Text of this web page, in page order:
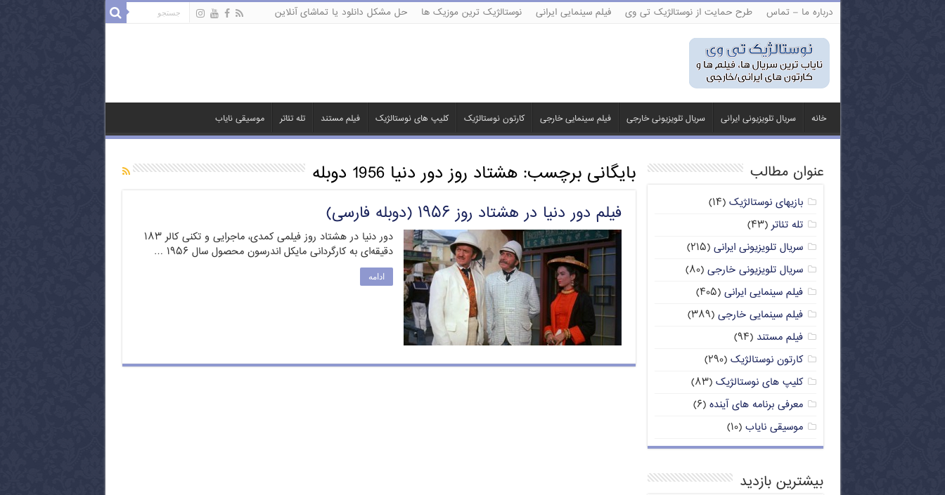
درباره ما – تماس طرح حمایت از نوستالژیک تی وی فیلم سینمایی ایرانی نوستالژیک ترین موزیک ها حل مشکل دانلود یا تماشای آنلاین
خانه سریال تلویزیونی ایرانی سریال تلویزیونی خارجی فیلم سینمایی خارجی کارتون نوستالژیک کلیپ های نوستالژیک فیلم مستند تله تئاتر موسیقی نایاب
بایگانی برچسب:هشتاد روز دور دنیا 1956 دوبله
فیلم دور دنیا در هشتاد روز ۱۹۵۶ (دوبله فارسی)
دور دنیا در هشتاد روز فیلمی کمدی، ماجرایی و تکنی کالر ۱۸۳
دقیقه‌ای به کارگردانی مایکل اندرسون محصول سال ۱۹۵۶ …
ادامه
عنوان مطالب
بازیهای نوستالژیک (۱۴)
تله تئاتر(۴۳)
سریال تلویزیونی ایرانی (۲۱۵)
سریال تلویزیونی خارجی (۸۰)
فیلم سینمایی ایرانی (۴۰۵)
فیلم سینمایی خارجی (۳۸۹)
فیلم مستند (۹۴)
کارتون نوستالژیک (۲۹۰)
کلیپ های نوستالژیک (۸۳)
معرفی برنامه های آینده (۶)
موسیقی نایاب (۱۰)
بیشترین بازدید